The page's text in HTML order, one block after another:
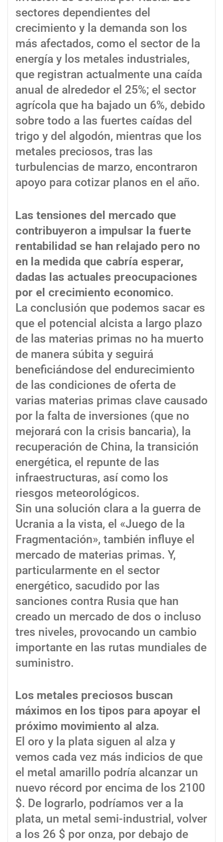
sectores dependientes del
crecimiento y la demanda son los
más afectados, como el sector de la
energía y los metales industriales,
que registran actualmente una caída
anual de alrededor el 25%; el sector
agrícola que ha bajado un 6%, debido
sobre todo a las fuertes caídas del
trigo y del algodón, mientras que los
metales preciosos, tras las
turbulencias de marzo, encontraron
apoyo para cotizar planos en el año.
Las tensiones del mercado que
contribuyeron a impulsar la fuerte
rentabilidad se han relajado pero no
en la medida que cabría esperar,
dadas las actuales preocupaciones
por el crecimiento economico.
La conclusión que podemos sacar es
que el potencial alcista a largo plazo
de las materias primas no ha muerto
de manera súbita y seguirá
beneficiándose del endurecimiento
de las condiciones de oferta de
varias materias primas clave causado
por la falta de inversiones (que no
mejorará con la crisis bancaria), la
recuperación de China, la transición
energética, el repunte de las
infraestructuras, así como los
riesgos meteorológicos.
Sin una solución clara a la guerra de
Ucrania a la vista, el «Juego de la
Fragmentación», también influye el
mercado de materias primas. Y,
particularmente en el sector
energético, sacudido por las
sanciones contra Rusia que han
creado un mercado de dos o incluso
tres niveles, provocando un cambio
importante en las rutas mundiales de
suministro.
Los metales preciosos buscan
máximos en los tipos para apoyar el
próximo movimiento al alza.
El oro y la plata siguen al alza y
vemos cada vez más indicios de que
el metal amarillo podría alcanzar un
nuevo récord por encima de los 2100
$. De lograrlo, podríamos ver a la
plata, un metal semi-industrial, volver
a los 26 $ por onza, por debajo de